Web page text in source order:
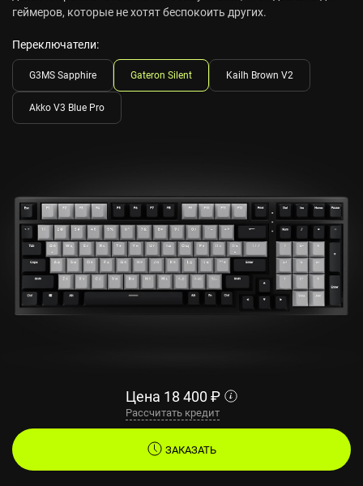
геймеров, которые не хотят беспокоить других.
Переключатели:
G3MS Sapphire Gateron Silent Kailh Brown V2
Akko V3 Blue Pro
Цена 18 400 ₽
Рассчитать кредит
ЗАКАЗАТЬ